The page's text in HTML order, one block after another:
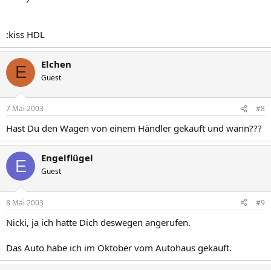
:kiss HDL
E Elchen
Guest
7 Mai 2003 #8
Hast Du den Wagen von einem Händler gekauft und wann???
E Engelflügel
Guest
8 Mai 2003 #9
Nicki, ja ich hatte Dich deswegen angerufen.
Das Auto habe ich im Oktober vom Autohaus gekauft.